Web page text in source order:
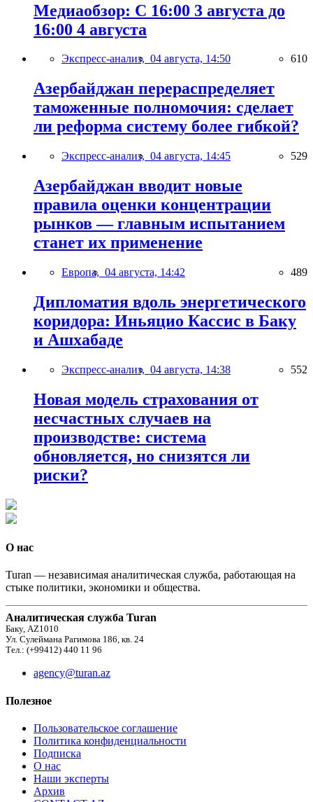
Медиаобзор: С 16:00 3 августа до
16:00 4 августа
Экспресс-анализ, 04 августа, 14:50 610
Азербайджан перераспределяет
таможенные полномочия: сделает
ли реформа систему более гибкой?
Экспресс-анализ, 04 августа, 14:45 529
Азербайджан вводит новые
правила оценки концентрации
рынков — главным испытанием
станет их применение
Европа, 04 августа, 14:42 489
Дипломатия вдоль энергетического
коридора: Иньяцио Кассис в Баку
и Ашхабаде
Экспресс-анализ, 04 августа, 14:38 552
Новая модель страхования от
несчастных случаев на
производстве: система
обновляется, но снизятся ли
риски?
О нас
Turan — независимая аналитическая служба, работающая на
стыке политики, экономики и общества.
Аналитическая служба Turan
Баку, AZ1010
Ул. Сулеймана Рагимова 186, кв. 24
Тел.: (+99412) 440 11 96
agency@turan.az
Полезное
Пользовательское соглашение
Политика конфиденциальности
Подписка
О нас
Наши эксперты
Архив